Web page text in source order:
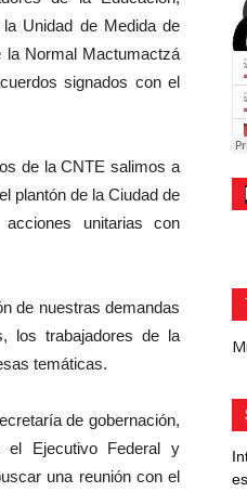
Unidad de Medida de
la Normal Mactumactzá
signados con el
de la CNTE salimos a
plantón de la Ciudad de
unitarias con
de nuestras demandas
los trabajadores de la
temáticas.
de gobernación,
el Ejecutivo Federal y
una reunión con el